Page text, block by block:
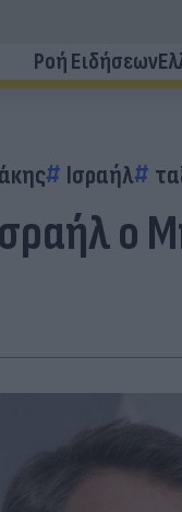
Ροή Ειδήσεων
Ισραήλ
ο